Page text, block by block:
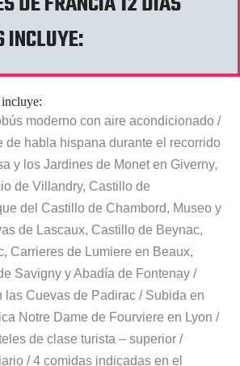
INCLUYE:
moderno con aire acondicionado /
de habla hispana durante el recorrido
y los Jardines de Monet en Giverny,
de Villandry, Castillo de
del Castillo de Chambord, Museo y
de Lascaux, Castillo de Beynac,
Carrieres de Lumiere en Beaux,
Savigny y Abadía de Fontenay /
las Cuevas de Padirac / Subida en
Notre Dame de Fourviere en Lyon /
de clase turista – superior /
/ 4 comidas indicadas en el